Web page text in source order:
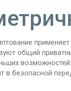
общий
в безопасной